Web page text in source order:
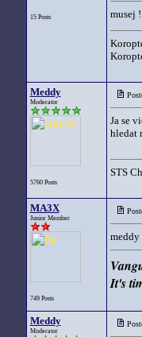
15 Posts musej
Meddy
Moderator
5760 Posts
Ja se
hledat
STS
MA3X
Junior Member
749 Posts
meddy
It's
Meddy
Moderator